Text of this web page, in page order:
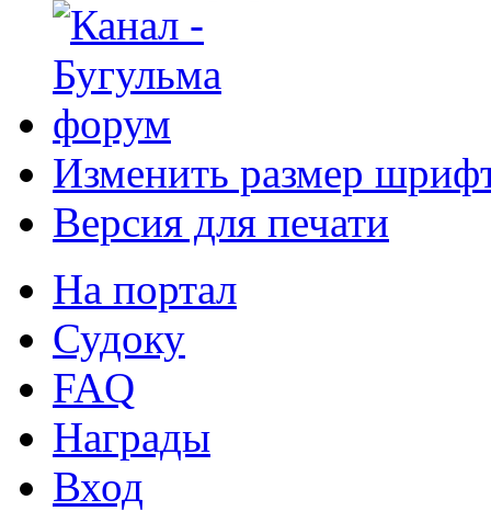
Изменить размер
Версия для печати
На портал
Судоку
FAQ
Награды
Вход